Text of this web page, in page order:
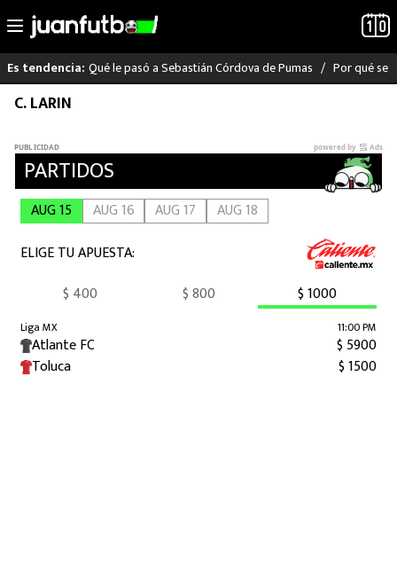
Saltar
Es tendencia: Qué le pasó a Sebastián Córdova de Pumas Por qué se
LO ÚLTIMO
LIGA MX
RAYADOS
ATLANTE
SELECCIÓN MEXICANA
FUTBOL INTERNACIONAL
C. LARIN